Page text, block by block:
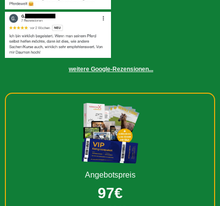
weitere Google-Rezensionen...
Angebotspreis
97€